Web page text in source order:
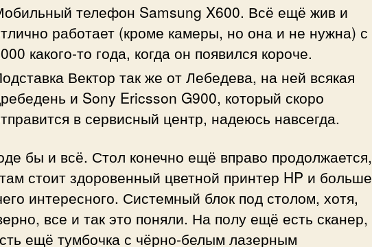
телефон Samsung X600. Всё ещё жив и
работает (кроме камеры, но она и не нужна) с
какого-то года, когда он появился короче.
Вектор так же от Лебедева, на ней всякая
и Sony Ericsson G900, который скоро
в сервисный центр, надеюсь навсегда.
бы и всё. Стол конечно ещё вправо продолжается,
стоит здоровенный цветной принтер HP и больше
интересного. Системный блок под столом, хотя,
все и так это поняли. На полу ещё есть сканер,
ещё тумбочка с чёрно-белым лазерным